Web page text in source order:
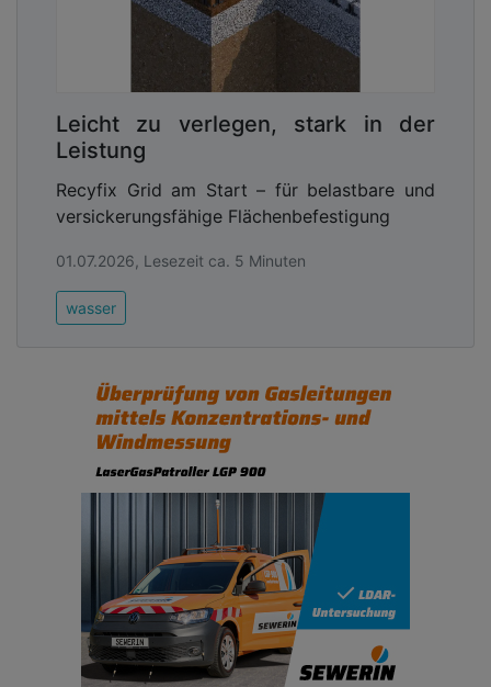
Leicht zu verlegen, stark in der
Leistung
Recyfix Grid am Start – für belastbare und
versickerungsfähige Flächenbefestigung
01.07.2026, Lesezeit ca. 5 Minuten
wasser